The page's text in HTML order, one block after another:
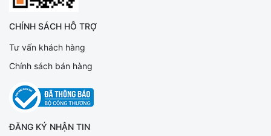
CHÍNH SÁCH HỖ TRỢ
Tư vấn khách hàng
Chính sách bán hàng
ĐĂNG KÝ NHẬN TIN